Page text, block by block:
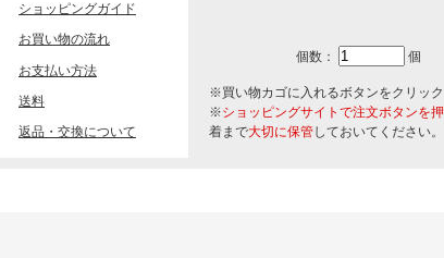
ショッピングガイド
お買い物の流れ
お支払い方法
送料
返品・交換について
個数： 個
※買い物カゴに入れるボタンをクリッ
※ショッピングサイトで注文ボタンを
着まで大切に保管しておいてください。